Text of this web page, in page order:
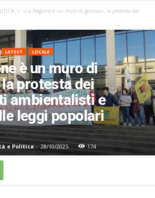
«La Regione è un muro di gomma», la protesta dei
LATEST LOCALE
è un muro di
protesta dei
ambientalisti e
leggi popolari
e Politica- 28/10/2025 174